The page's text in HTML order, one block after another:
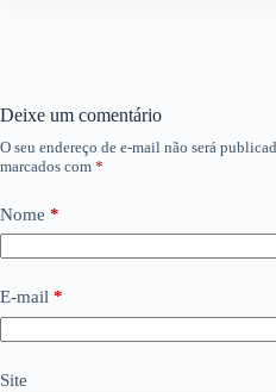
Deixe um comentário
O seu endereço de e-mail não será
marcados com *
Nome *
E-mail *
Site